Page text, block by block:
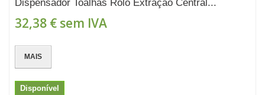
Dispensador Toalhas Rolo Extração Central...
32,38 € sem IVA
MAIS
Disponível